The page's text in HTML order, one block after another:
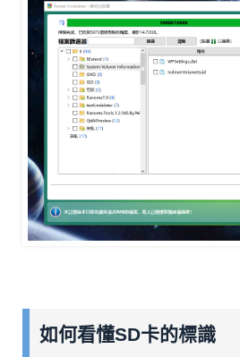
如何看懂SD卡的標識